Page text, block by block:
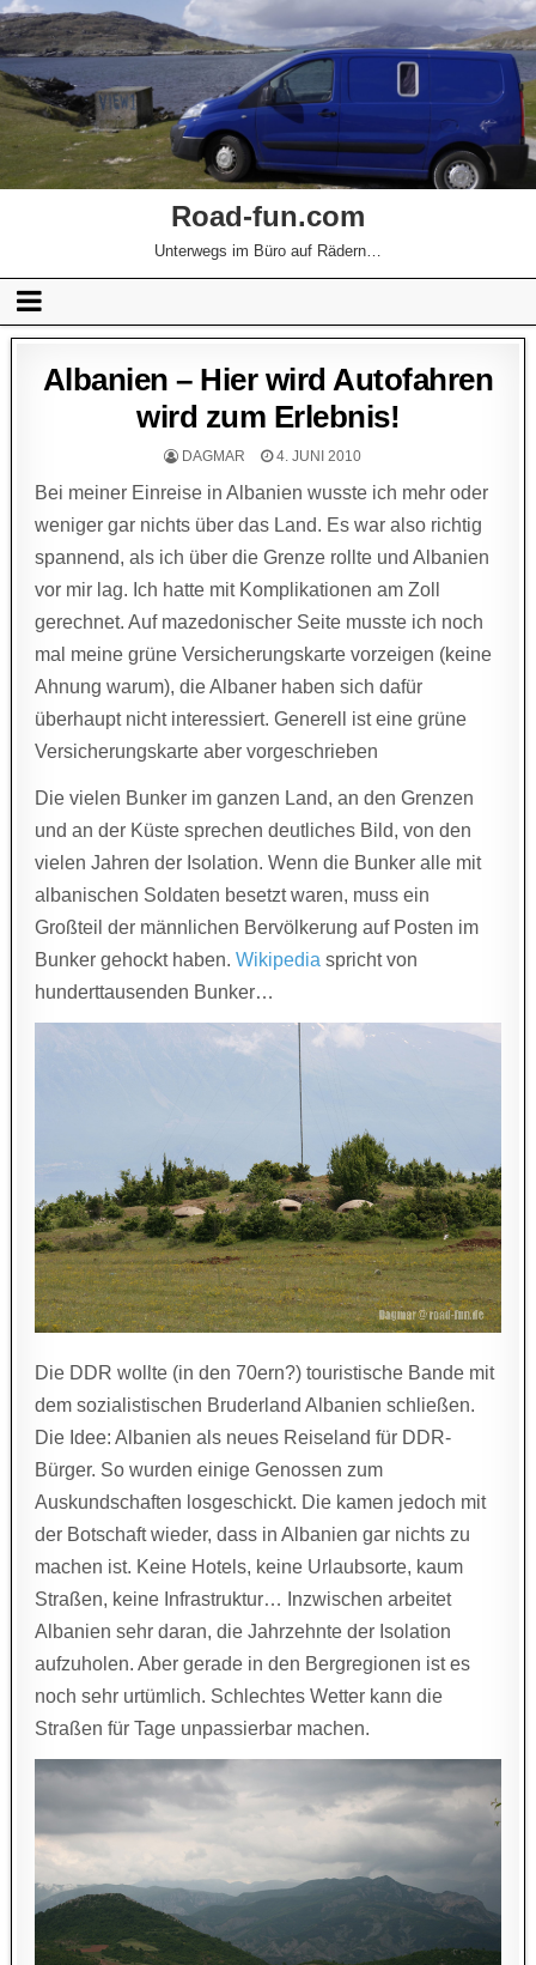
Road-fun.com
Unterwegs im Büro auf Rädern…
Albanien – Hier wird Autofahren
wird zum Erlebnis!
DAGMAR 4. JUNI 2010
Bei meiner Einreise in Albanien wusste ich mehr oder
weniger gar nichts über das Land. Es war also richtig
spannend, als ich über die Grenze rollte und Albanien
vor mir lag. Ich hatte mit Komplikationen am Zoll
gerechnet. Auf mazedonischer Seite musste ich noch
mal meine grüne Versicherungskarte vorzeigen (keine
Ahnung warum), die Albaner haben sich dafür
überhaupt nicht interessiert. Generell ist eine grüne
Versicherungskarte aber vorgeschrieben
Die vielen Bunker im ganzen Land, an den Grenzen
und an der Küste sprechen deutliches Bild, von den
vielen Jahren der Isolation. Wenn die Bunker alle mit
albanischen Soldaten besetzt waren, muss ein
Großteil der männlichen Bervölkerung auf Posten im
Bunker gehockt haben.Wikipediaspricht von
hunderttausenden Bunker…
Die DDR wollte (in den 70ern?) touristische Bande mit
dem sozialistischen Bruderland Albanien schließen.
Die Idee: Albanien als neues Reiseland für DDR-
Bürger. So wurden einige Genossen zum
Auskundschaften losgeschickt. Die kamen jedoch mit
der Botschaft wieder, dass in Albanien gar nichts zu
machen ist. Keine Hotels, keine Urlaubsorte, kaum
Straßen, keine Infrastruktur… Inzwischen arbeitet
Albanien sehr daran, die Jahrzehnte der Isolation
aufzuholen. Aber gerade in den Bergregionen ist es
noch sehr urtümlich. Schlechtes Wetter kann die
Straßen für Tage unpassierbar machen.